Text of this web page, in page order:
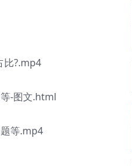
比?.mp4
-图文.html
等.mp4